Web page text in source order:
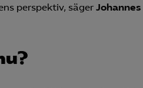
perspektiv, säger Johannes